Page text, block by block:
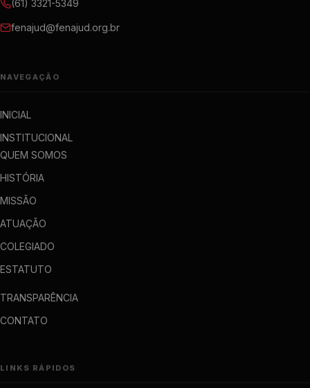
(61) 3321-5349
fenajud@fenajud.org.br
NAVEGAÇÃO
INICIAL
INSTITUCIONAL
QUEM SOMOS
HISTÓRIA
MISSÃO
ATUAÇÃO
COLEGIADO
ESTATUTO
TRANSPARÊNCIA
CONTATO
LINKS RÁPIDOS